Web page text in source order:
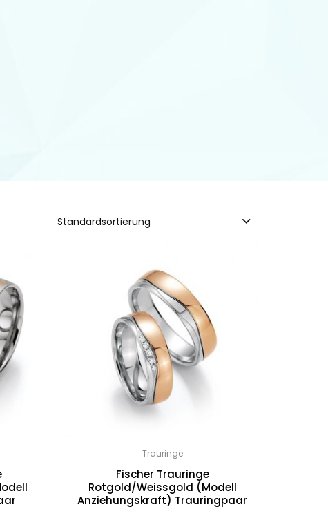
Standardsortierung
Trauringe
Fischer Trauringe
Rotgold/Weissgold (Modell
Anziehungskraft) Trauringpaar